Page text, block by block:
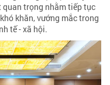
quan trọng nhằm tiếp tục
khăn, vướng mắc trong
tế - xã hội.